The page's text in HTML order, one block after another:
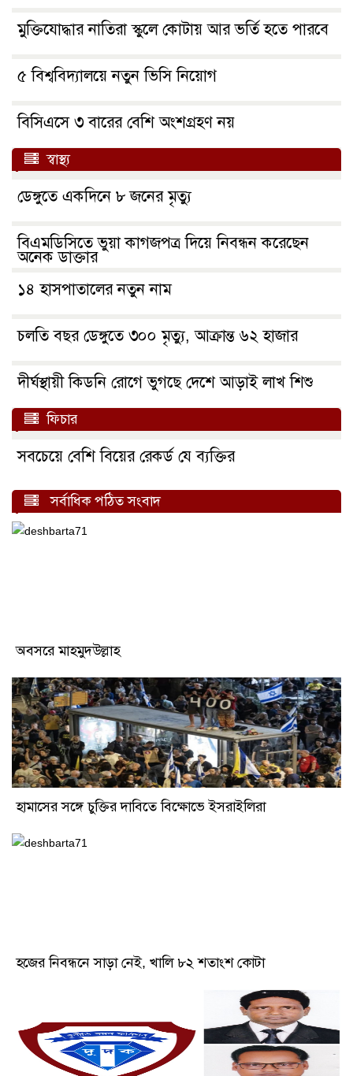
মুক্তিযোদ্ধার নাতিরা স্কুলে কোটায় আর ভর্তি হতে পারবে
৫ বিশ্ববিদ্যালয়ে নতুন ভিসি নিয়োগ
বিসিএসে ৩ বারের বেশি অংশগ্রহণ নয়
স্বাস্থ্য
ডেঙ্গুতে একদিনে ৮ জনের মৃত্যু
বিএমডিসিতে ভুয়া কাগজপত্র দিয়ে নিবন্ধন করেছেন
অনেক ডাক্তার
১৪ হাসপাতালের নতুন নাম
চলতি বছর ডেঙ্গুতে ৩০০ মৃত্যু, আক্রান্ত ৬২ হাজার
দীর্ঘস্থায়ী কিডনি রোগে ভুগছে দেশে আড়াই লাখ শিশু
ফিচার
সবচেয়ে বেশি বিয়ের রেকর্ড যে ব্যক্তির
সর্বাধিক পঠিত সংবাদ
অবসরে মাহমুদউল্লাহ
হামাসের সঙ্গে চুক্তির দাবিতে বিক্ষোভে ইসরাইলিরা
হজের নিবন্ধনে সাড়া নেই, খালি ৮২ শতাংশ কোটা